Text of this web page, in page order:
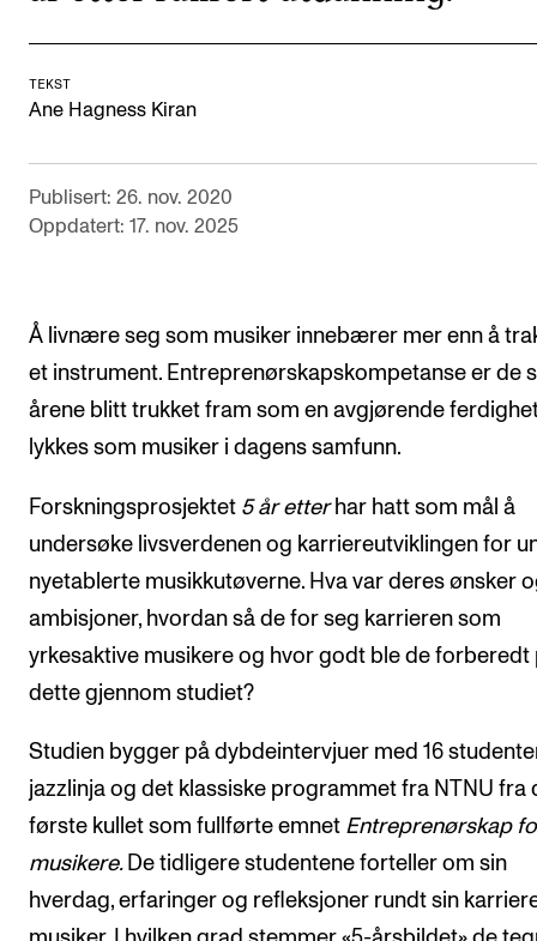
Søknad og opptak
FORSKNING OG UTVIKLINGSARBEID
For ph.d.-programmet i kunstnerisk utviklingsarbeid
For ph.d.-programmet i musikkforskning
Forskningsetikk
KONSERTER OG ARRANGEMENTER
Arrangementer for ansatte
Gjennomføre konserter og arrangementer
Markedsføring, program og plakat
ORGANISASJON
Organisering av NMH
Biblioteket
TEKST
Ane Hagness Kiran
Publisert: 26. nov. 2020
Oppdatert: 17. nov. 2025
Å livnære seg som musiker innebærer mer enn å
et instrument. Entreprenørskapskompetanse er de
årene blitt trukket fram som en avgjørende
lykkes som musiker i dagens samfunn.
Forskningsprosjektet 5 år etterhar hatt som mål å
undersøke livsverdenen og karriereutviklingen for
nyetablerte musikkutøverne. Hva var deres ønsker
ambisjoner, hvordan så de for seg karrieren som
yrkesaktive musikere og hvor godt ble de forberedt
dette gjennom studiet?
Studien bygger på dybdeintervjuer med 16
jazzlinja og det klassiske programmet fra NTNU fra
første kullet som fullførte emnet Entreprenørskap
musikere. De tidligere studentene forteller om sin
hverdag, erfaringer og refleksjoner rundt sin